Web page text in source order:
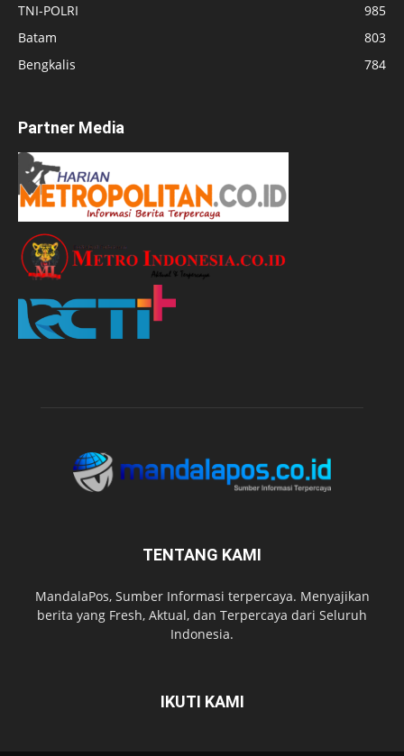
TNI-POLRI
985
Batam
803
Bengkalis
784
Partner Media
TENTANG KAMI
MandalaPos, Sumber Informasi terpercaya. Menyajikan
berita yang Fresh, Aktual, dan Terpercaya dari Seluruh
Indonesia.
IKUTI KAMI